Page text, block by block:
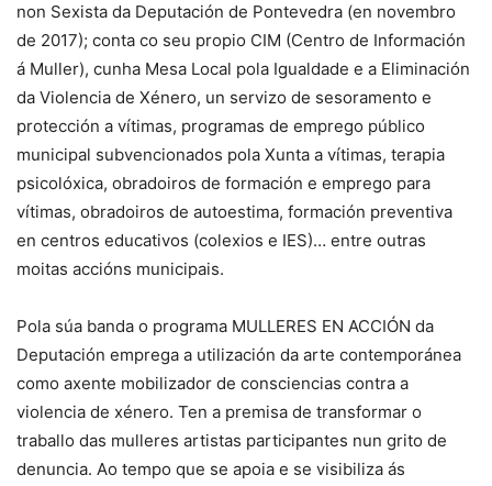
non Sexista da Deputación de Pontevedra (en novembro
de 2017); conta co seu propio CIM (Centro de Información
á Muller), cunha Mesa Local pola Igualdade e a Eliminación
da Violencia de Xénero, un servizo de sesoramento e
protección a vítimas, programas de emprego público
municipal subvencionados pola Xunta a vítimas, terapia
psicolóxica, obradoiros de formación e emprego para
vítimas, obradoiros de autoestima, formación preventiva
en centros educativos (colexios e IES)… entre outras
moitas accións municipais.
Pola súa banda o programa MULLERES EN ACCIÓN da
Deputación emprega a utilización da arte contemporánea
como axente mobilizador de consciencias contra a
violencia de xénero. Ten a premisa de transformar o
traballo das mulleres artistas participantes nun grito de
denuncia. Ao tempo que se apoia e se visibiliza ás